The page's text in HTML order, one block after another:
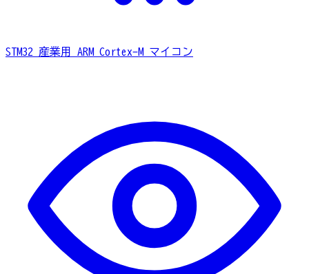
STM32 産業用 ARM Cortex-M マイコン